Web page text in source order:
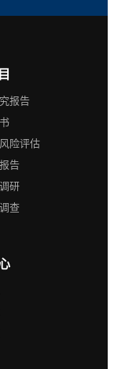
报告
险评估
告
研
查